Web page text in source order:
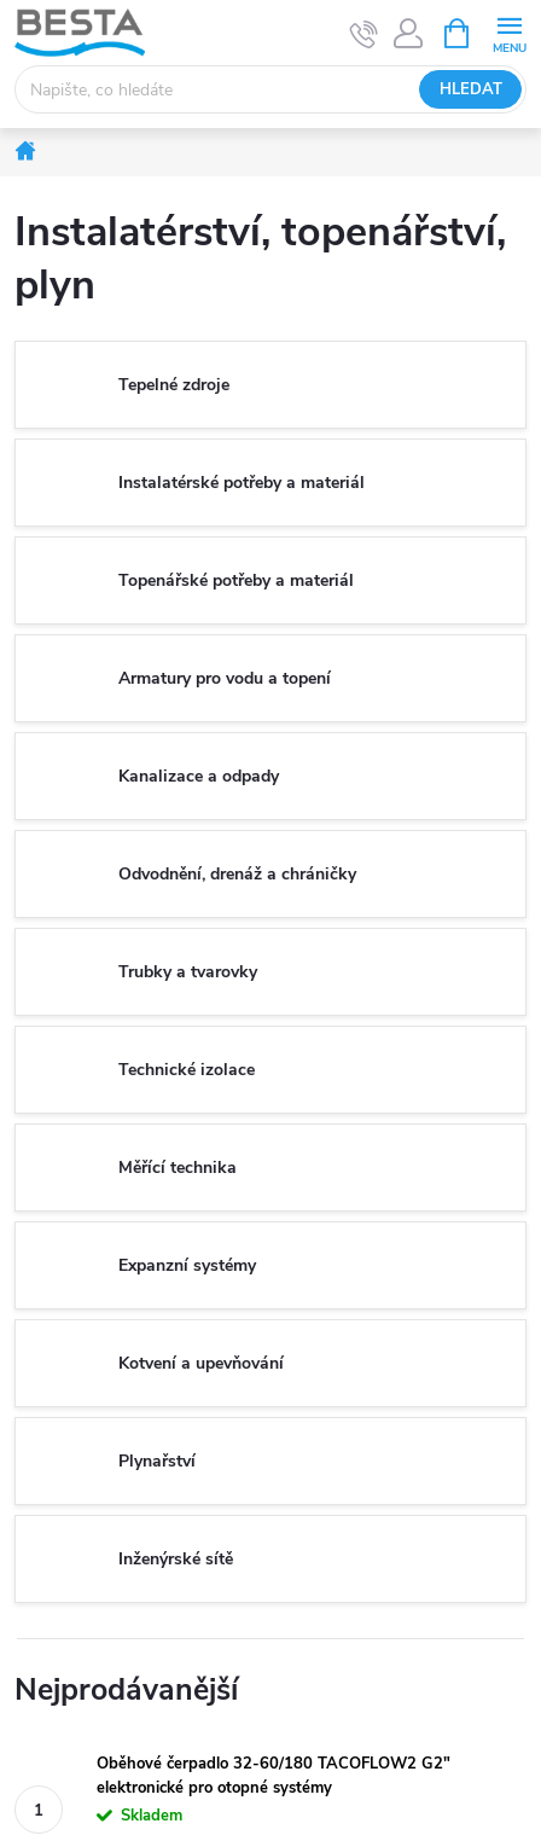
Přejít
na
obsah
HLEDAT
NÁKUPNÍ
KOŠÍK
Instalatérství, topenářství,
plyn
Tepelné zdroje
Instalatérské potřeby a materiál
Topenářské potřeby a materiál
Armatury pro vodu a topení
Kanalizace a odpady
Odvodnění, drenáž a chráničky
Trubky a tvarovky
Technické izolace
Měřící technika
Expanzní systémy
Kotvení a upevňování
Plynařství
Inženýrské sítě
Nejprodávanější
Oběhové čerpadlo 32-60/180 TACOFLOW2 G2"
elektronické pro otopné systémy
Skladem